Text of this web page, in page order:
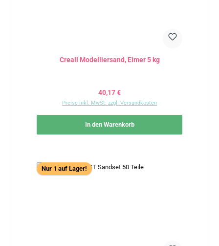
Creall Modelliersand, Eimer 5 kg
Regulärer Preis:
40,17 €
Preise inkl. MwSt. zzgl. Versandkosten
In den Warenkorb
Nur 1 auf Lager!